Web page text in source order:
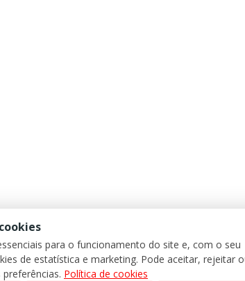
para o funcionamento do site e, com o seu
de estatística e marketing. Pode aceitar, rejeitar
Política de cookies